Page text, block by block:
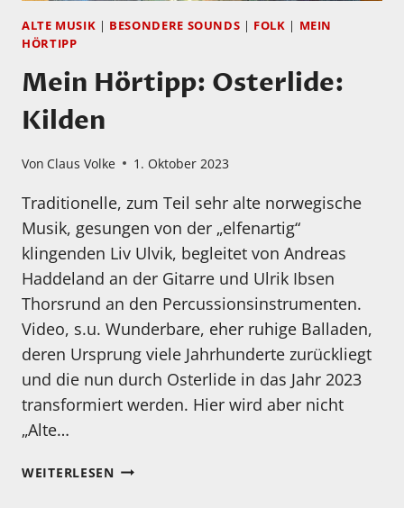
ALTE MUSIK | BESONDERE SOUNDS | FOLK | MEIN
HÖRTIPP
Mein Hörtipp: Osterlide:
Kilden
Von Claus Volke 1. Oktober 2023
Traditionelle, zum Teil sehr alte norwegische
Musik, gesungen von der „elfenartig“
klingenden Liv Ulvik, begleitet von Andreas
Haddeland an der Gitarre und Ulrik Ibsen
Thorsrund an den Percussionsinstrumenten.
Video, s.u. Wunderbare, eher ruhige Balladen,
deren Ursprung viele Jahrhunderte zurückliegt
und die nun durch Osterlide in das Jahr 2023
transformiert werden. Hier wird aber nicht
„Alte…
WEITERLESENMEIN